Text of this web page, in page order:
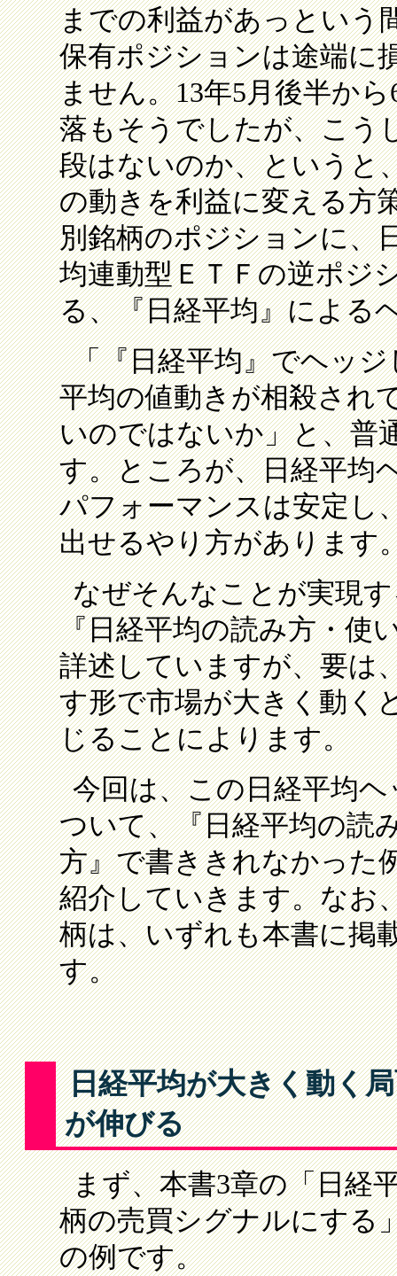
までの利益があっという
保有ポジションは途端に
ません。13年5月後半か
落もそうでしたが、こう
段はないのか、というと
の動きを利益に変える方
別銘柄のポジションに、
均連動型ＥＴＦの逆ポジ
る、『日経平均』による
「『日経平均』でヘッ
平均の値動きが相殺され
いのではないか」と、普
す。ところが、日経平均
パフォーマンスは安定し
出せるやり方があります
なぜそんなことが実現
『日経平均の読み方・使
詳述していますが、要は
す形で市場が大きく動く
じることによります。
今回は、この日経平均
ついて、『日経平均の読
方』で書ききれなかった
紹介していきます。なお
柄は、いずれも本書に掲
す。
日経平均が大きく動く
が伸びる
まず、本書3章の「日経
柄の売買シグナルにする
の例です。